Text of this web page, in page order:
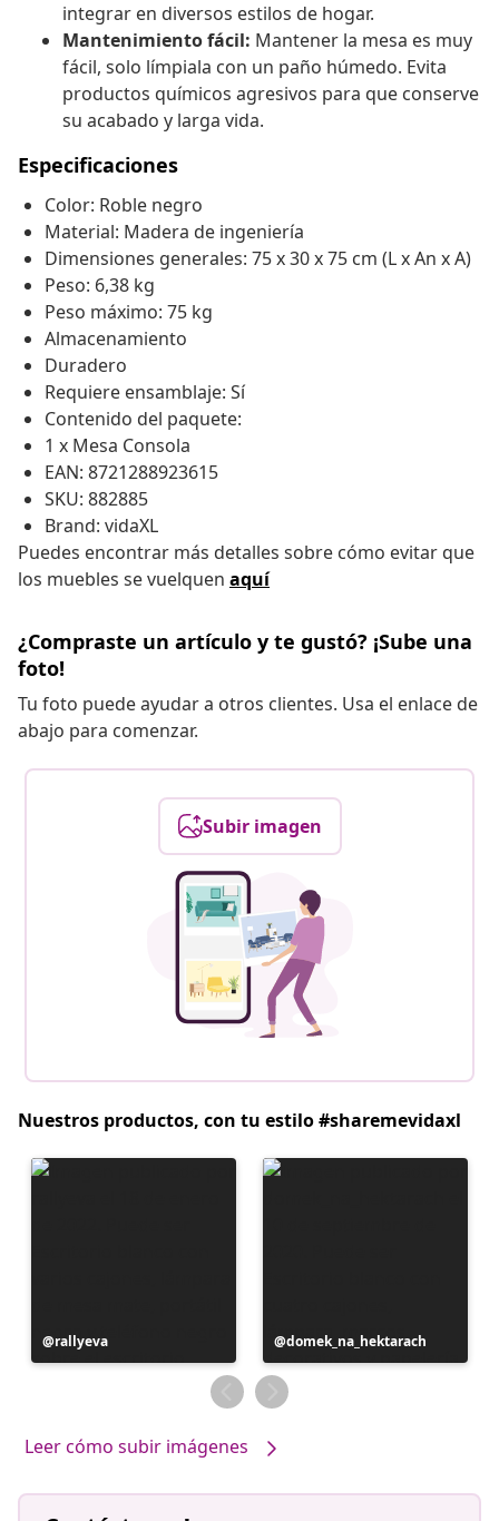
integrar en diversos estilos de hogar.
Mantenimiento fácil: Mantener la mesa es muy
fácil, solo límpiala con un paño húmedo. Evita
productos químicos agresivos para que conserve
su acabado y larga vida.
Especificaciones
Color: Roble negro
Material: Madera de ingeniería
Dimensiones generales: 75 x 30 x 75 cm (L x An x A)
Peso: 6,38 kg
Peso máximo: 75 kg
Almacenamiento
Duradero
Requiere ensamblaje: Sí
Contenido del paquete:
1 x Mesa Consola
EAN: 8721288923615
SKU: 882885
Brand: vidaXL
Puedes encontrar más detalles sobre cómo evitar que
los muebles se vuelquen aquí
¿Compraste un artículo y te gustó? ¡Sube una
foto!
Tu foto puede ayudar a otros clientes. Usa el enlace de
abajo para comenzar.
Subir imagen
Nuestros productos, con tu estilo #sharemevidaxl
Publicación
realizada
rallyeva
Publicación
realizada
por
domek_na_hektarach
Leer cómo subir imágenes